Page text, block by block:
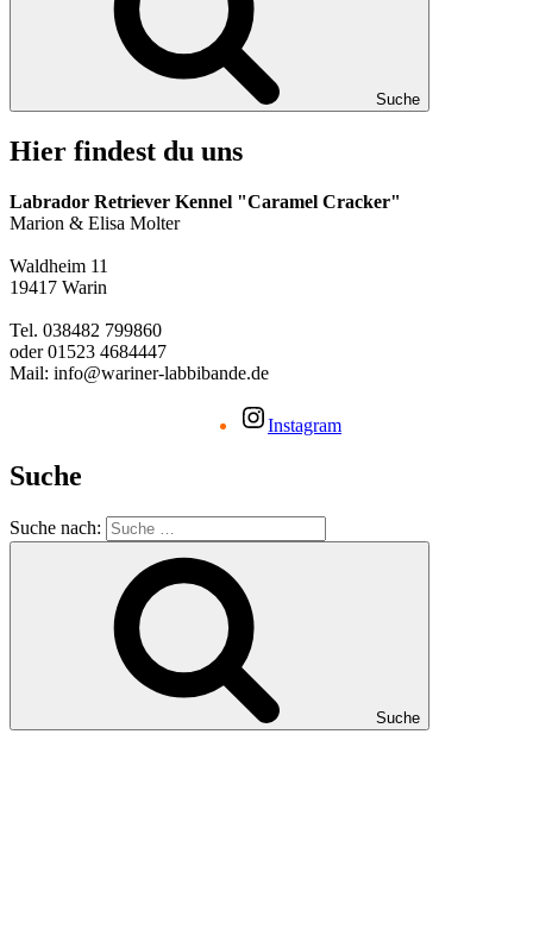
Suche
Hier findest du uns
Labrador Retriever Kennel "Caramel Cracker"
Marion & Elisa Molter
Waldheim 11
19417 Warin
Tel. 038482 799860
oder 01523 4684447
Mail: info@wariner-labbibande.de
Instagram
Suche
Suche nach:
Suche